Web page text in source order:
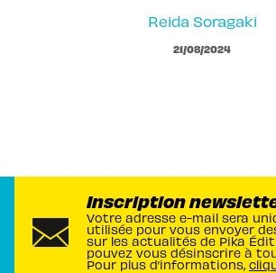
Reida Soragaki
21/08/2024
Inscription
Votre adresse e-mail sera
utilisée pour vous envoyer
sur les actualités de Pika
pouvez vous désinscrire à
Pour plus d’informations,